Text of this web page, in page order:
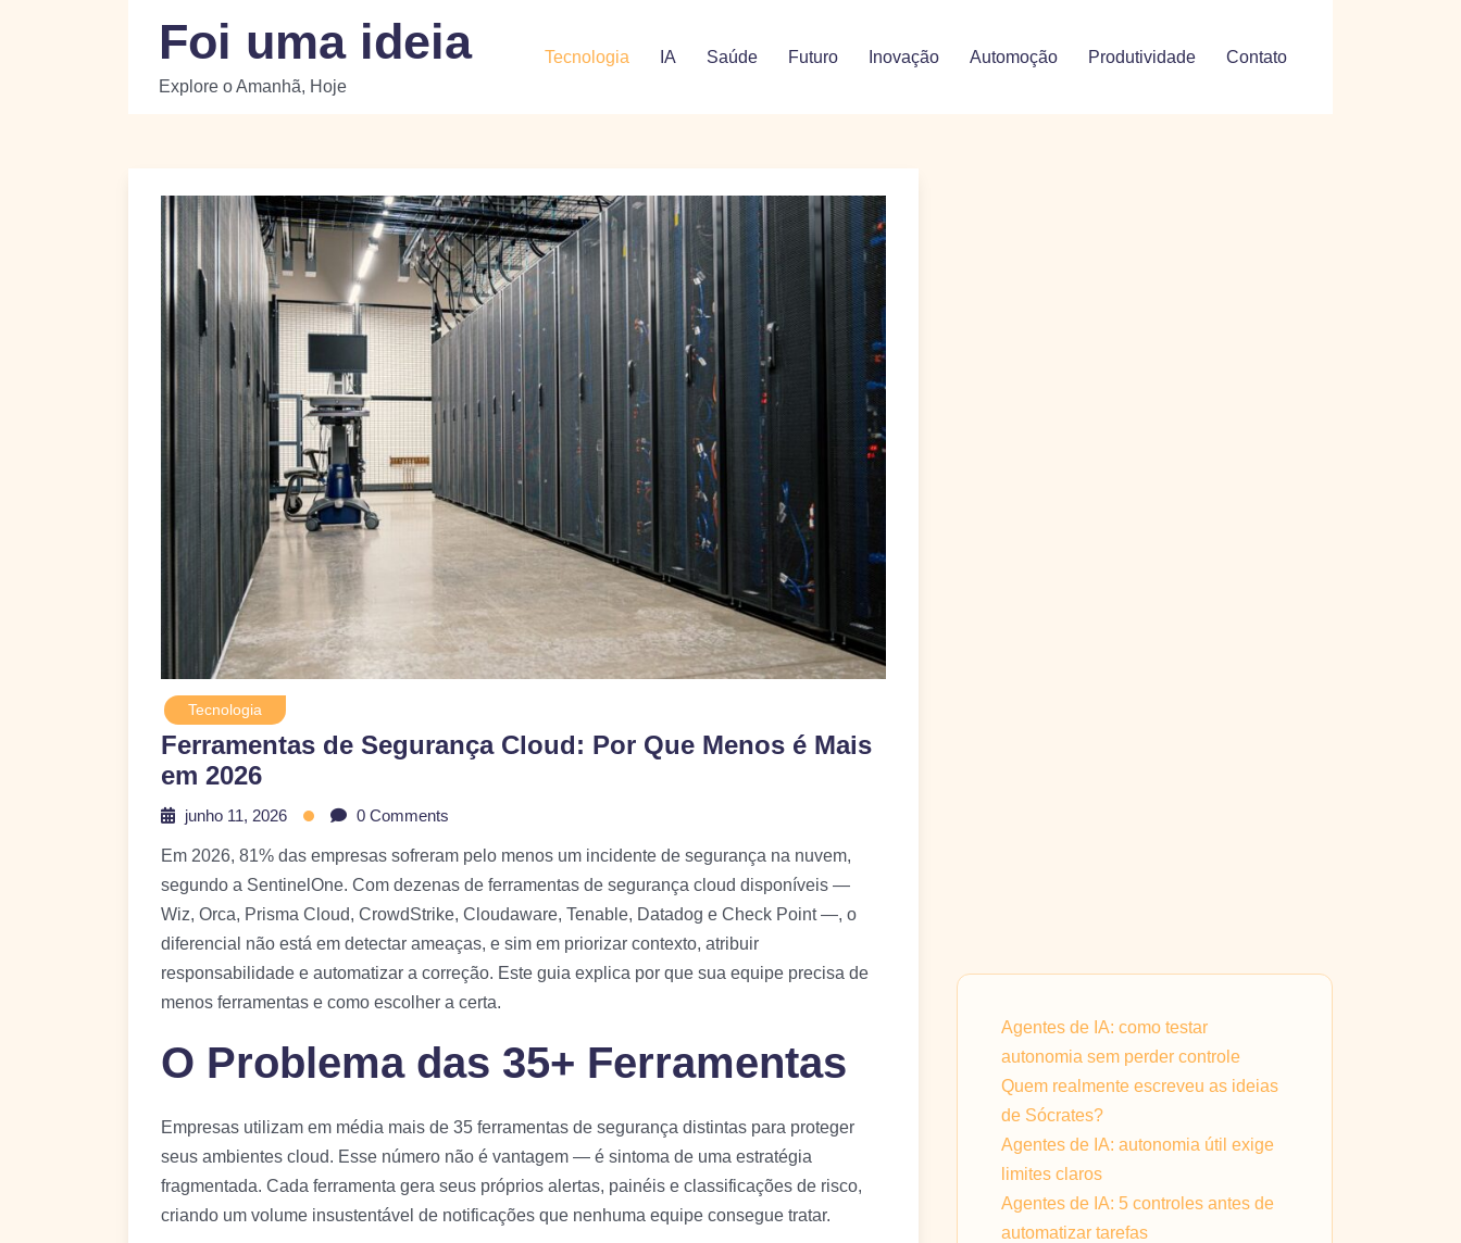
Foi uma ideia
Explore o Amanhã, Hoje
Tecnologia IA Saúde Futuro Inovação Automoção Produtividade Contato
Tecnologia
Ferramentas de Segurança Cloud: Por Que Menos é Mais
em 2026
junho 11, 2026 0 Comments
Em 2026, 81% das empresas sofreram pelo menos um incidente de segurança na nuvem,
segundo a SentinelOne. Com dezenas de ferramentas de segurança cloud disponíveis —
Wiz, Orca, Prisma Cloud, CrowdStrike, Cloudaware, Tenable, Datadog e Check Point —, o
diferencial não está em detectar ameaças, e sim em priorizar contexto, atribuir
responsabilidade e automatizar a correção. Este guia explica por que sua equipe precisa de
menos ferramentas e como escolher a certa.
O Problema das 35+ Ferramentas
Empresas utilizam em média mais de 35 ferramentas de segurança distintas para proteger
seus ambientes cloud. Esse número não é vantagem — é sintoma de uma estratégia
fragmentada. Cada ferramenta gera seus próprios alertas, painéis e classificações de risco,
criando um volume insustentável de notificações que nenhuma equipe consegue tratar.
Agentes de IA: como testar
autonomia sem perder controle
Quem realmente escreveu as ideias
de Sócrates?
Agentes de IA: autonomia útil exige
limites claros
Agentes de IA: 5 controles antes de
automatizar tarefas